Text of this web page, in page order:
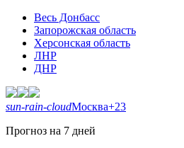
Весь Донбасс
Запорожская область
Херсонская область
ЛНР
ДНР
sun-rain-cloudМосква+23
Прогноз на 7 дней